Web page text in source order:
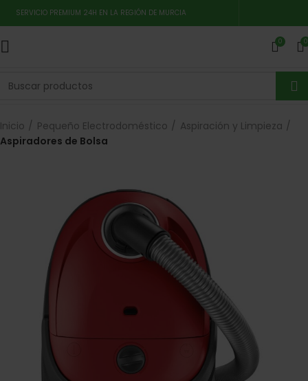
SERVICIO PREMIUM 24H EN LA REGIÓN DE MURCIA
0 0
Inicio Pequeño Electrodoméstico
Aspiración y Limpieza
Aspiradores de Bolsa